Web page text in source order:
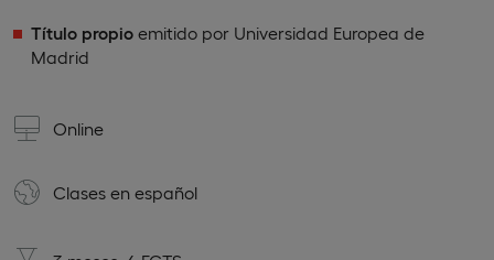
Título propio emitido por Universidad Europea de
Madrid
Online
Clases en español